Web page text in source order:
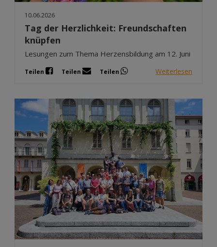
10.06.2026
Tag der Herzlichkeit: Freundschaften
knüpfen
Lesungen zum Thema Herzensbildung am 12. Juni
Teilen Teilen Teilen Weiterlesen